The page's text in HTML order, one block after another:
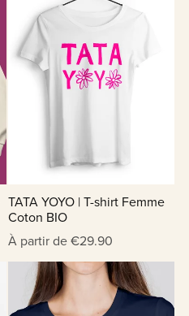
TATA YOYO | T-shirt Femme
Coton BIO
À partir de €29.90